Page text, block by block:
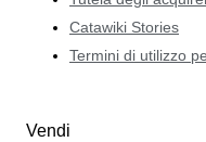
Catawiki Stories
Termini di utilizzo
Vendi